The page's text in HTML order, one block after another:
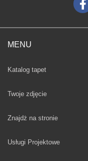
MENU
Katalog tapet
Twoje zdjęcie
Znajdż na stronie
Usługi Projektowe